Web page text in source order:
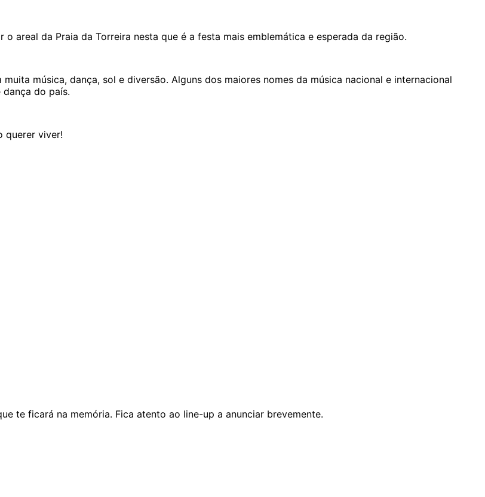
areal da Praia da Torreira nesta que é a festa mais emblemática e esperada da região.
música, dança, sol e diversão. Alguns dos maiores nomes da música nacional e internacional
do país.
querer viver!
te ficará na memória. Fica atento ao line-up a anunciar brevemente.